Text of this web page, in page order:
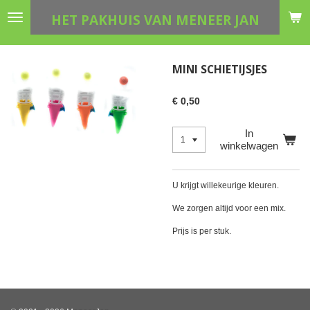
Ga
hoofdinhoud
HET PAKHUIS VAN MENEER JAN
MINI SCHIETIJSJES
€ 0,50
In
winkelwagen
U krijgt willekeurige kleuren.
We zorgen altijd voor een mix.
Prijs is per stuk.